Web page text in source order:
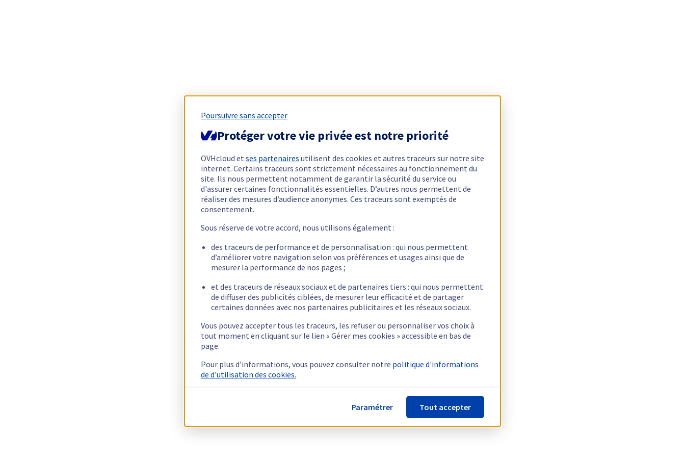
Poursuivre sans accepter
Protéger votre vie privée est notre priorité
OVHcloud et ses partenaires utilisent des cookies et autres traceurs sur notre site
internet. Certains traceurs sont strictement nécessaires au fonctionnement du
site. Ils nous permettent notamment de garantir la sécurité du service ou
d'assurer certaines fonctionnalités essentielles. D’autres nous permettent de
réaliser des mesures d’audience anonymes. Ces traceurs sont exemptés de
consentement.
Sous réserve de votre accord, nous utilisons également :
des traceurs de performance et de personnalisation : qui nous permettent
d’améliorer votre navigation selon vos préférences et usages ainsi que de
mesurer la performance de nos pages ;
et des traceurs de réseaux sociaux et de partenaires tiers : qui nous permettent
de diffuser des publicités ciblées, de mesurer leur efficacité et de partager
certaines données avec nos partenaires publicitaires et les réseaux sociaux.
Vous pouvez accepter tous les traceurs, les refuser ou personnaliser vos choix à
tout moment en cliquant sur le lien « Gérer mes cookies » accessible en bas de
page.
Pour plus d’informations, vous pouvez consulter notre politique d'informations
de d'utilisation des cookies.
Paramétrer Tout accepter